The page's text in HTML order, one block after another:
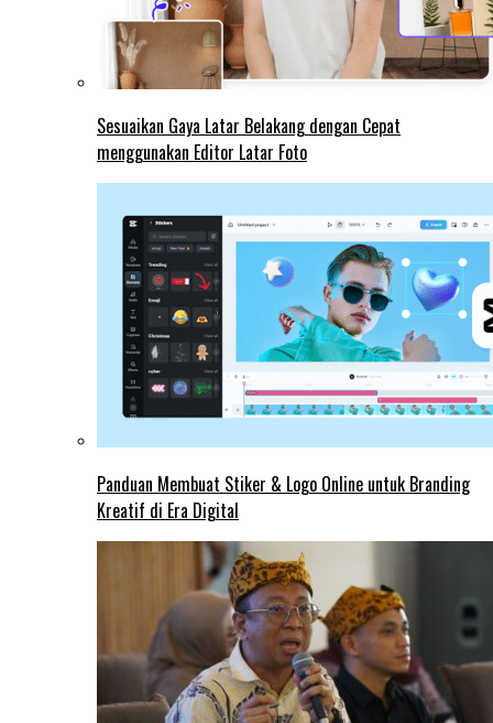
Sesuaikan Gaya Latar Belakang dengan Cepat
menggunakan Editor Latar Foto
Panduan Membuat Stiker & Logo Online untuk Branding
Kreatif di Era Digital